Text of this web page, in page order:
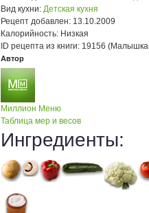
Вид кухни: Детская кухня
Рецепт добавлен: 13.10.2009
Калорийность: Низкая
ID рецепта из книги: 19156
Автор
Миллион Меню
Таблица мер и весов
Ингредиенты: